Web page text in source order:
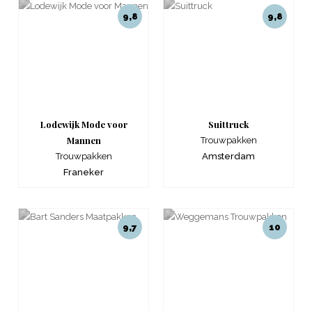
Lodewijk Mode voor
Mannen
Trouwpakken
Franeker
9,8
Suittruck
Trouwpakken
Amsterdam
9,8
9,7 10